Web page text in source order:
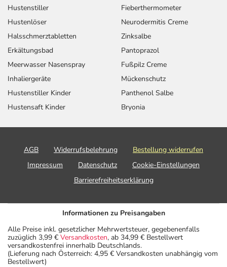
Hustenstiller
Hustenlöser
Halsschmerztabletten
Erkältungsbad
Meerwasser Nasenspray
Inhaliergeräte
Hustenstiller Kinder
Hustensaft Kinder
Fieberthermometer
Neurodermitis Creme
Zinksalbe
Pantoprazol
Fußpilz Creme
Mückenschutz
Panthenol Salbe
Bryonia
AGB Widerrufsbelehrung
Bestellung widerrufen
Impressum
Datenschutz
Cookie-Einstellungen
Barrierefreiheitserklärung
Informationen zu Preisangaben
Alle Preise inkl. gesetzlicher Mehrwertsteuer, gegebenenfalls
zuzüglich 3,99 € Versandkosten, ab 34,99 € Bestellwert
versandkostenfrei innerhalb Deutschlands.
(Lieferung nach Österreich: 4,95 € Versandkosten unabhängig vom
Bestellwert)